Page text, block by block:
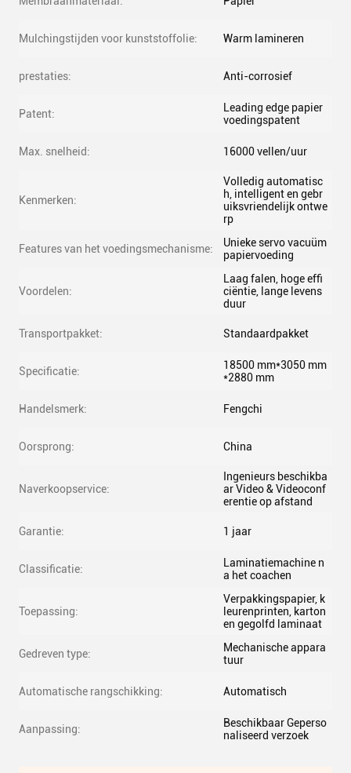
Mulchingstijden voor kunststoffolie: Warm lamineren
prestaties: Anti-corrosief
Patent:
Leading edge papier
voedingspatent
Max. snelheid: 16000 vellen/uur
Kenmerken:
Volledig automatisc
h, intelligent en gebr
uiksvriendelijk ontwe
rp
Features van het voedingsmechanisme:
Unieke servo vacuüm
papiervoeding
Voordelen:
Laag falen, hoge effi
ciëntie, lange levens
duur
Transportpakket: Standaardpakket
Specificatie:
18500 mm*3050 mm
*2880 mm
Handelsmerk: Fengchi
Oorsprong: China
Naverkoopservice:
Ingenieurs beschikba
ar Video & Videoconf
erentie op afstand
Garantie: 1 jaar
Classificatie:
Laminatiemachine n
a het coachen
Toepassing:
Verpakkingspapier, k
leurenprinten, karton
en gegolfd laminaat
Gedreven type:
Mechanische appara
tuur
Automatische rangschikking: Automatisch
Aanpassing:
Beschikbaar Geperso
naliseerd verzoek